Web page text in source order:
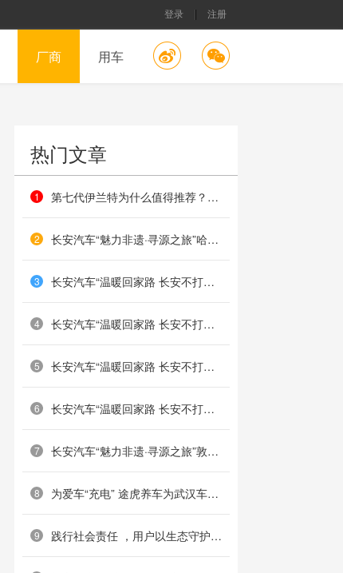
登录 注册
厂商 用车
热门文章
1 第七代伊兰特为什么值得推荐？这几个方面最有价值
2 长安汽车“魅力非遗·寻源之旅”哈尔滨站收官：北国非遗映匠心，冰雪共鉴传承路
3 长安汽车“温暖回家路 长安不打烊”海口站温暖落幕
4 长安汽车“温暖回家路 长安不打烊”哈尔滨站火热举办
5 长安汽车“温暖回家路 长安不打烊”南京站圆满举行
6 长安汽车“温暖回家路 长安不打烊”郑州站成功举办
7 长安汽车“魅力非遗·寻源之旅”敦煌站：重走丝路古道，共绘非遗画卷
8 为爱车“充电” 途虎养车为武汉车主提供免费搭电服务
9 践行社会责任 ，用户以生态守护共筑绿色屏障——深蓝汽车乌梁素海护鸟公益活动成功举办